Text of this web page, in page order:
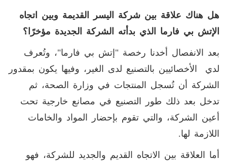
هل هناك علاقة بين شركة اليسر القديمة وبين اتجاه
الإتش بي فارما الذي بدأته الشركة الجديدة مؤخرًا؟
بعد الانفصال أخدنا رخصة "إتش بي فارما"، وتُعرف
لدي الأخصائيين بالتصنيع لدى الغير، وفيها يكون بمقدور
الشركة أن تُسجل المنتجات في وزارة الصحة، ثم
تدخل بعد ذلك طور التصنيع في مصانع خارجية تحت
أعين الشركة، والتي تقوم بإحضار المواد والخامات
اللازمة لها.
أما العلاقة بين الاتجاه القديم والجديد للشركة، فهو